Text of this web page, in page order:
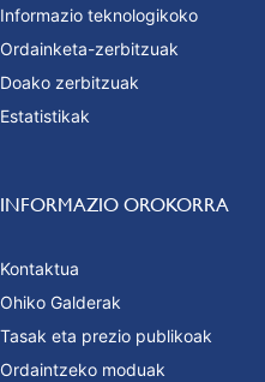
Informazio teknologikoko
Ordainketa-zerbitzuak
Doako zerbitzuak
Estatistikak
INFORMAZIO OROKORRA
Kontaktua
Ohiko Galderak
Tasak eta prezio publikoak
Ordaintzeko moduak